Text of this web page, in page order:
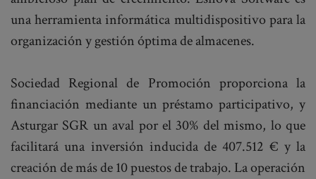
una herramienta informática multidispositivo para la
organización y gestión óptima de almacenes.
Sociedad Regional de Promoción proporciona la
financiación mediante un préstamo participativo, y
Asturgar SGR un aval por el 30% del mismo, lo que
facilitará una inversión inducida de 407.512 € y la
creación de más de 10 puestos de trabajo. La operación